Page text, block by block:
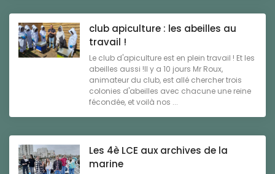
club apiculture : les abeilles au
travail !
Le club d'apiculture est en plein travail ! Et les
abeilles aussi !Il y a 10 jours Mr Roux,
animateur du club, est allé chercher trois
colonies d'abeilles avec chacune une reine
fécondée, et voilà nos ...
Les 4è LCE aux archives de la
marine